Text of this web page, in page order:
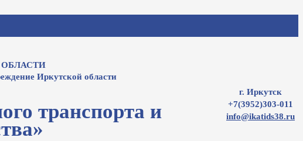
Иркутской области
транспорта и
г. Иркутск
+7(3952)303-011
info@ikatids38.ru